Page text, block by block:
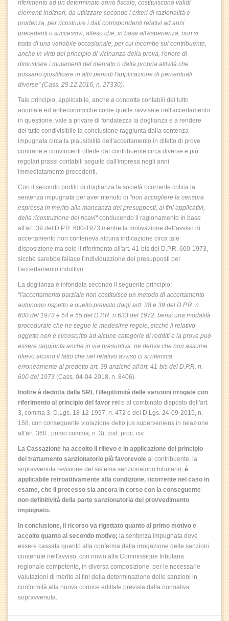
riferimento ad un determinato anno fiscale, costituiscono validi
elementi indiziari, da utilizzare secondo i criteri di razionalità e
prudenza, per ricostruire i dati corrispondenti relativi ad anni
precedenti o successivi, atteso che, in base all'esperienza, non si
tratta di una variabile occasionale, per cui incombe sul contribuente,
anche in virtù del principio di vicinanza della prova, l'onere di
dimostrare i mutamenti del mercato o della propria attività che
possano giustificare in altri periodi l'applicazione di percentuali
diverse" (Cass. 29.12.2016, n. 27330).
Tale principio, applicabile, anche a condotte contabili del tutto
anomale ed antieconomiche come quelle ravvisate nell'accertamento
in questione, vale a privare di fondatezza la doglianza e a rendere
del tutto condivisibile la conclusione raggiunta dalla sentenza
impugnata circa la plausibilità dell'accertamento in difetto di prove
contrarie e convincenti offerte dal contribuente circa diverse e più
regolari prassi contabili seguite dall'impresa negli anni
immediatamente precedenti.
Con il secondo profilo di doglianza la società ricorrente critica la
sentenza impugnata per aver ritenuto di "non accogliere la censura
espressa in merito alla mancanza dei presupposti, ai fini applicativi,
della ricostruzione dei ricavi"conducendo il ragionamento in base
all'art. 39 del D.P.R. 600-1973 mentre la motivazione dell'avviso di
accertamento non conteneva alcuna indicazione circa tale
disposizione ma solo il riferimento all'art. 41-bis del D.P.R. 600-1973,
sicché sarebbe fallace l'individuazione dei presupposti per
l'accertamento induttivo.
La doglianza è infondata secondo il seguente principio:
"l'accertamento parziale non costituisce un metodo di accertamento
autonomo rispetto a quello previsto dagli artt. 38 e 39 del D.P.R. n.
600 del 1973 e 54 e 55 del D.P.R. n.633 del 1972, bensì una modalità
procedurale che ne segue le medesime regole, sicché il relativo
oggetto non è circoscritto ad alcune categorie di redditi e la prova può
essere raggiunta anche in via presuntiva: ne deriva che non assume
rilievo alcuno il fatto che nel relativo avviso ci si riferisca
erroneamente al predetto art. 39 anziché all'art. 41-bis del D.P.R. n.
600 del 1973 (Cass. 04-04-2018, n. 8406).
Inoltre è dedotta dalla SRL l'illegittimità delle sanzioni irrogate con
riferimento al principio del favor rei e al combinato disposto dell'art.
3, comma 3, D.Lgs. 18-12-1997, n. 472 e del D.Lgs. 24-09-2015, n.
158, con conseguente violazione dello jus superveniens in relazione
all'art. 360 , primo comma, n. 3), cod. proc. civ.
La Cassazione ha accolto il rilievo e in applicazione del principio
del trattamento sanzionatorio più favorevole al contribuente, la
sopravvenuta revisione del sistema sanzionatorio tributario, è
applicabile retroattivamente alla condizione, ricorrente nel caso in
esame, che il processo sia ancora in corso con la conseguente
non definitività della parte sanzionatoria del provvedimento
impugnato.
In conclusione, il ricorso va rigettato quanto al primo motivo e
accolto quanto al secondo motivo; la sentenza impugnata deve
essere cassata quanto alla conferma della irrogazione delle sanzioni
contenute nell'avviso, con rinvio alla Commissione tributaria
regionale competente, in diversa composizione, per le necessarie
valutazioni di merito ai fini della determinazione delle sanzioni in
conformità alla nuova cornice edittale prevista dalla normativa
sopravvenuta.